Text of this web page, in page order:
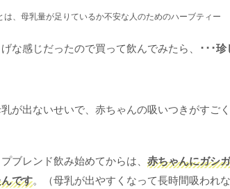
、母乳量が足りているか不安な人のためのハーブティー
な感じだったので買って飲んでみたら、 ･･･
が出ないせいで、赤ちゃんの吸いつきがすご
ブレンド飲み始めてからは、 赤ちゃんにガシ
です。（母乳が出やすくなって長時間吸われ